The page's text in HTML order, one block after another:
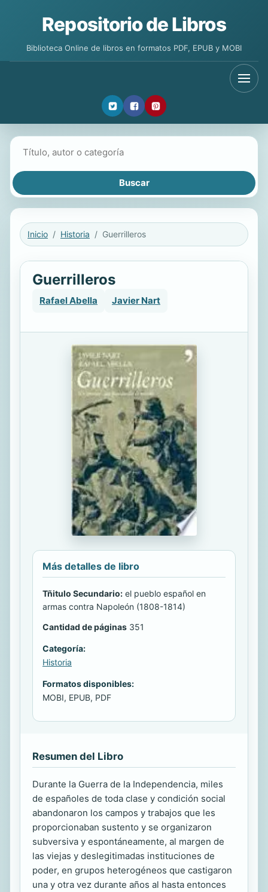
Repositorio de Libros
Biblioteca Online de libros en formatos PDF, EPUB y MOBI
Inicio Historia Guerrilleros
Guerrilleros
Rafael Abella Javier Nart
Más detalles de libro
Tñitulo Secundario: el pueblo español en
armas contra Napoleón (1808-1814)
Cantidad de páginas 351
Categoría:
Historia
Formatos disponibles:
MOBI, EPUB, PDF
Resumen del Libro
Durante la Guerra de la Independencia, miles
de españoles de toda clase y condición social
abandonaron los campos y trabajos que les
proporcionaban sustento y se organizaron
subversiva y espontáneamente, al margen de
las viejas y deslegitimadas instituciones de
poder, en grupos heterogéneos que castigaron
una y otra vez durante años al hasta entonces